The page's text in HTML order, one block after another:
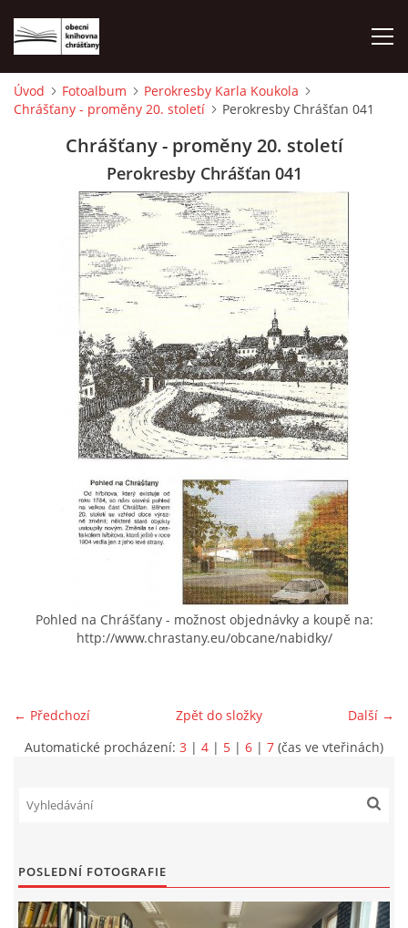
ÚVOD
LETNÍ KINO 2026
VÝPŮJČNÍ DOBA
KONTAKTY
ON-LINE KATALOG
WEBOVÁ KAMERA
VIDEA Z DRONU
STREET ART
ČASOSBĚRY - CHRÁŠŤANY
E-KNIHY DO KAŽDÉ KNIHOVNY
FREE WIFI
Úvod Fotoalbum
Perokresby Karla Koukola
Chrášťany - proměny 20. století
Perokresby Chrášťan 041
Chrášťany - proměny 20. století
Perokresby Chrášťan 041
Pohled na Chrášťany - možnost objednávky a koupě na:
http://www.chrastany.eu/obcane/nabidky/
← Předchozí Další →
Zpět do složky
Automatické procházení: 3 | 4 | 5 | 6 | 7 (čas ve vteřinách)
POSLEDNÍ FOTOGRAFIE